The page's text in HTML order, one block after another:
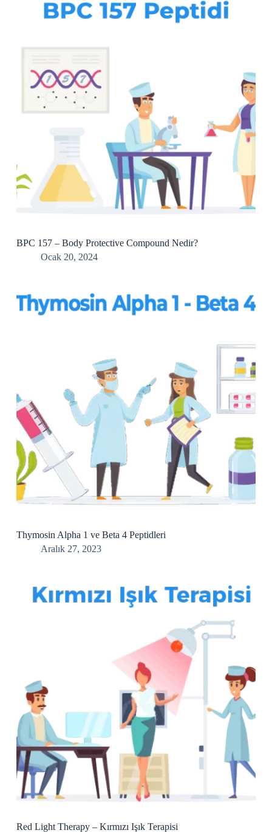
BPC 157 – Body Protective Compound Nedir?
Ocak 20, 2024
Thymosin Alpha 1 ve Beta 4 Peptidleri
Aralık 27, 2023
Red Light Therapy – Kırmızı Işık Terapisi